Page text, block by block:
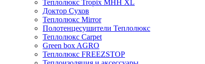
Теплолюкс Tropix МНН XL
Доктор Сухов
Теплолюкс Mirror
Полотенцесушители Теплолюкс
Теплолюкс Carpet
Green box AGRO
Теплолюкс FREEZSTOP